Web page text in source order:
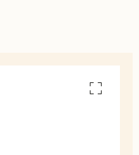
Se